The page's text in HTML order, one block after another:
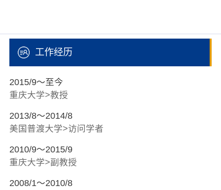
工作经历
2015/9～至今
重庆大学>教授
2013/8～2014/8
美国普渡大学>访问学者
2010/9～2015/9
重庆大学>副教授
2008/1～2010/8